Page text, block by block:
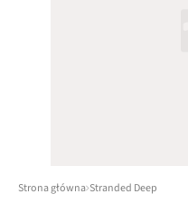
Strona główna Stranded Deep